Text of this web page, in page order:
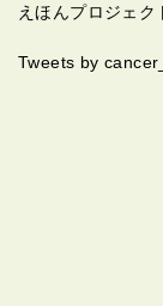
えほんプロジェ
Tweets by